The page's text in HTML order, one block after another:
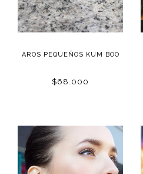
AROS PEQUEÑOS KUM BOO
$68.000